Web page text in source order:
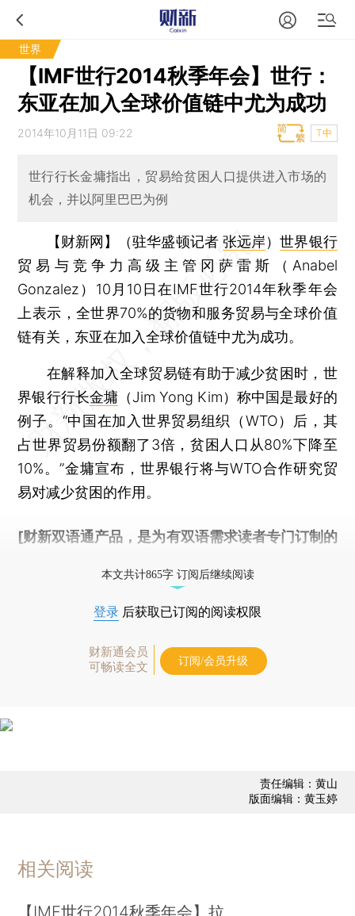
世界
【IMF世行2014秋季年会】世行：
东亚在加入全球价值链中尤为成功
2014年10月11日 09:22 T中
世行行长金墉指出，贸易给贫困人口提供进入市场的
机会，并以阿里巴巴为例
【财新网】（驻华盛顿记者 张远岸）世界银行
贸易与竞争力高级主管冈萨雷斯（Anabel
Gonzalez）10月10日在IMF世行2014年秋季年会
上表示，全世界70%的货物和服务贸易与全球价值
链有关，东亚在加入全球价值链中尤为成功。
在解释加入全球贸易链有助于减少贫困时，世
界银行行长金墉（Jim Yong Kim）称中国是最好的
例子。“中国在加入世界贸易组织（WTO）后，其
占世界贸易份额翻了3倍，贫困人口从80%下降至
10%。”金墉宣布，世界银行将与WTO合作研究贸
易对减少贫困的作用。
[财新双语通产品，是为有双语需求读者专门订制的
本文共计865字 订阅后继续阅读
登录 后获取已订阅的阅读权限
财新通会员
可畅读全文
订阅/会员升级
责任编辑：黄山
版面编辑：黄玉婷
相关阅读
【IMF世行2014秋季年会】拉